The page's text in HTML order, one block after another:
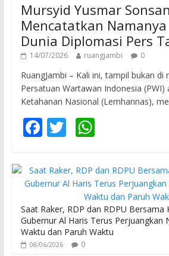
Mursyid Yusmar
Mencatatkan
Dunia Diplomasi Pers
14/07/2026 ruangjambi 0
RuangJambi – Kali ini, tampil bukan di
Persatuan Wartawan Indonesia (PWI)
Ketahanan Nasional (Lemhannas),
F
e
b
o
o
k
T
itt
er
W
at
s
A
p
p
Saat Raker, RDP dan RDPU Bersama
Gubernur Al Haris Terus Perjuangkan
Waktu dan Paruh Waktu
08/06/2026 0